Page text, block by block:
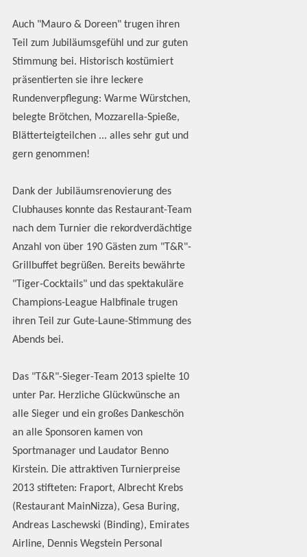
Auch "Mauro & Doreen" trugen ihren
Teil zum Jubiläumsgefühl und zur guten
Stimmung bei. Historisch kostümiert
präsentierten sie ihre leckere
Rundenverpflegung: Warme Würstchen,
belegte Brötchen, Mozzarella-Spieße,
Blätterteigteilchen ... alles sehr gut und
gern genommen!
Dank der Jubiläumsrenovierung des
Clubhauses konnte das Restaurant-Team
nach dem Turnier die rekordverdächtige
Anzahl von über 190 Gästen zum "T&R"-
Grillbuffet begrüßen. Bereits bewährte
"Tiger-Cocktails" und das spektakuläre
Champions-League Halbfinale trugen
ihren Teil zur Gute-Laune-Stimmung des
Abends bei.
Das "T&R"-Sieger-Team 2013 spielte 10
unter Par. Herzliche Glückwünsche an
alle Sieger und ein großes Dankeschön
an alle Sponsoren kamen von
Sportmanager und Laudator Benno
Kirstein. Die attraktiven Turnierpreise
2013 stifteten: Fraport, Albrecht Krebs
(Restaurant MainNizza), Gesa Buring,
Andreas Laschewski (Binding), Emirates
Airline, Dennis Wegstein Personal